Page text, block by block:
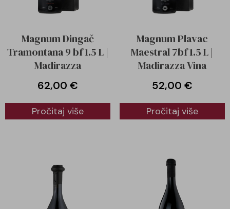
Magnum Dingač
Tramontana 9 bf 1.5 L |
Madirazza
62,00€
Pročitaj više
Magnum Plavac
Maestral 7bf 1.5 L |
Madirazza Vina
52,00 €
Pročitaj više